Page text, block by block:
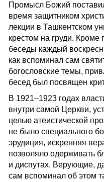
Промысл Божий
время защитником
лекции в Ташкентском
крестом на груди.
беседы каждый
как вспоминал сам
богословские темы,
бесед был посвящен
В 1921–1923 годах
внутри самой Церкви,
целью атеистической
не было специального
эрудиция, искренняя
позволяло одерживать
и диспутах. Верующие,
сам вспоминал об этом